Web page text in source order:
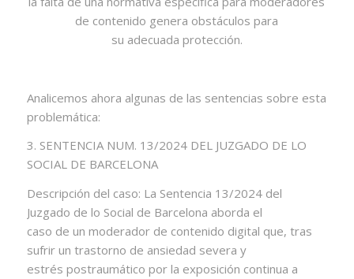
de contenido genera obstáculos para
su adecuada protección.
Analicemos ahora algunas de las sentencias sobre esta
problemática:
3. SENTENCIA NUM. 13/2024 DEL JUZGADO DE LO
SOCIAL DE BARCELONA
Descripción del caso: La Sentencia 13/2024 del
Juzgado de lo Social de Barcelona aborda el
caso de un moderador de contenido digital que, tras
sufrir un trastorno de ansiedad severa y
estrés postraumático por la exposición continua a